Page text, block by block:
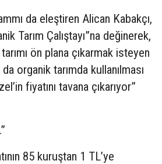
da eleştiren Alican Kabakçı,
Tarım Çalıştayı”na değinerek,
ön plana çıkarmak isteyen
organik tarımda kullanılması
fiyatını tavana çıkarıyor”
85 kuruştan 1 TL’ye